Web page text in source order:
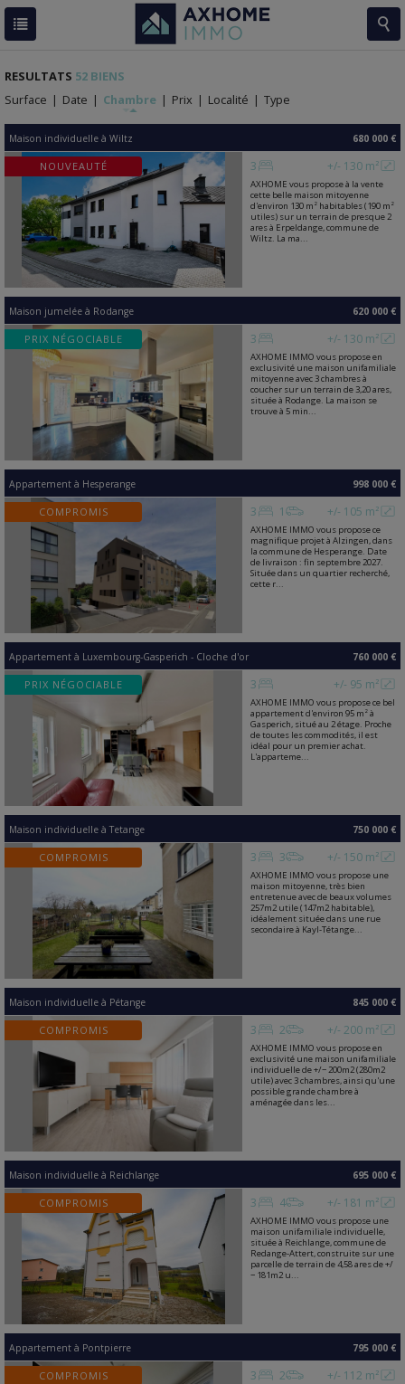
RESULTATS 52 BIENS
Surface | Date | Chambre | Prix | Localité | Type
Maison individuelle à Wiltz 680 000 €
NOUVEAUTÉ +/- 130 m²
3
AXHOME vous propose à la vente
cette belle maison mitoyenne
d'environ 130 m² habitables (190 m²
utiles) sur un terrain de presque 2
ares à Erpeldange, commune de
Wiltz. La ma...
Maison jumelée à Rodange 620 000 €
PRIX NÉGOCIABLE +/- 130 m²
3
AXHOME IMMO vous propose en
exclusivité une maison unifamiliale
mitoyenne avec 3 chambres à
coucher sur un terrain de 3,20 ares,
située à Rodange. La maison se
trouve à 5 min...
Appartement à Hesperange 998 000 €
COMPROMIS +/- 105 m²
3 1
AXHOME IMMO vous propose ce
magnifique projet à Alzingen, dans
la commune de Hesperange. Date
de livraison : fin septembre 2027.
Située dans un quartier recherché,
cette r...
Appartement à Luxembourg-Gasperich - Cloche d'or 760 000 €
PRIX NÉGOCIABLE +/- 95 m²
3
AXHOME IMMO vous propose ce bel
appartement d'environ 95 m² à
Gasperich, situé au 2 étage. Proche
de toutes les commodités, il est
idéal pour un premier achat.
L'apparteme...
Maison individuelle à Tetange 750 000 €
COMPROMIS +/- 150 m²
3 3
AXHOME IMMO vous propose une
maison mitoyenne, très bien
entretenue avec de beaux volumes
257m2 utile (147m2 habitable),
idéalement située dans une rue
secondaire à Kayl-Tétange...
Maison individuelle à Pétange 845 000 €
COMPROMIS +/- 200 m²
3 2
AXHOME IMMO vous propose en
exclusivité une maison unifamiliale
individuelle de +/− 200m2 (280m2
utile) avec 3 chambres, ainsi qu'une
possible grande chambre à
aménagée dans les...
Maison individuelle à Reichlange 695 000 €
COMPROMIS +/- 181 m²
3 4
AXHOME IMMO vous propose une
maison unifamiliale individuelle,
située à Reichlange, commune de
Redange-Attert, construite sur une
parcelle de terrain de 4,58 ares de +/
− 181m2 u...
Appartement à Pontpierre 795 000 €
COMPROMIS +/- 112 m²
3 2